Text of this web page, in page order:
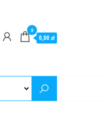
0
0,00 zł